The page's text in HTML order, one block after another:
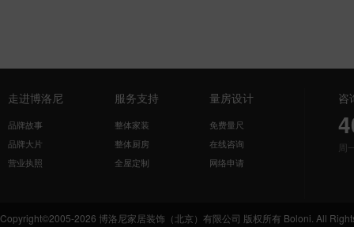
走进博洛尼
品牌故事
品牌大片
营业执照
服务支持
整体家装
整体厨房
全屋定制
量房设计
免费量尺
在线咨询
网络申请
咨
周
Copyright©2005-2026 博洛尼家居装饰（北京）有限公司 版权所有 Boloni. All